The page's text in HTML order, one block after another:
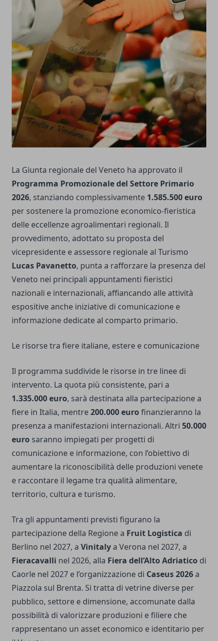
La Giunta regionale del Veneto ha approvato il
Programma Promozionale del Settore Primario
2026, stanziando complessivamente 1.585.500 euro
per sostenere la promozione economico-fieristica
delle eccellenze agroalimentari regionali. Il
provvedimento, adottato su proposta del
vicepresidente e assessore regionale al Turismo
Lucas Pavanetto, punta a rafforzare la presenza del
Veneto nei principali appuntamenti fieristici
nazionali e internazionali, affiancando alle attività
espositive anche iniziative di comunicazione e
informazione dedicate al comparto primario.
Le risorse tra fiere italiane, estere e comunicazione
Il programma suddivide le risorse in tre linee di
intervento. La quota più consistente, pari a
1.335.000 euro, sarà destinata alla partecipazione a
fiere in Italia, mentre200.000 euro finanzieranno la
presenza a manifestazioni internazionali. Altri 50.000
euro saranno impiegati per progetti di
comunicazione e informazione, con l’obiettivo di
aumentare la riconoscibilità delle produzioni venete
e raccontare il legame tra qualità alimentare,
territorio, cultura e turismo.
Tra gli appuntamenti previsti figurano la
partecipazione della Regione a Fruit Logistica di
Berlino nel 2027, a Vinitalya Verona nel 2027, a
Fieracavalli nel 2026, alla Fiera dell’Alto Adriatico di
Caorle nel 2027 e l’organizzazione di Caseus 2026a
Piazzola sul Brenta. Si tratta di vetrine diverse per
pubblico, settore e dimensione, accomunate dalla
possibilità di valorizzare produzioni e filiere che
rappresentano un asset economico e identitario per